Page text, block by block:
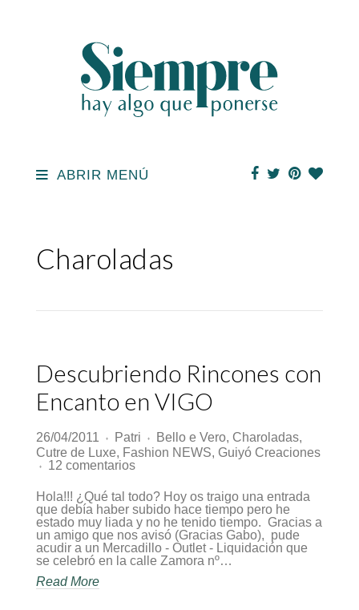
ABRIR MENÚ
Charoladas
Descubriendo Rincones con
Encanto en VIGO
26/04/2011 ♦ Patri ♦ Bello e Vero, Charoladas,
Cutre de Luxe, Fashion NEWS, Guiyó Creaciones
♦ 12 comentariosen
Rincones
con
Encanto
en
VIGO
Hola!!! ¿Qué tal todo? Hoy os traigo una entrada
que debía haber subido hace tiempo pero he
estado muy liada y no he tenido tiempo. Gracias a
un amigo que nos avisó (Gracias Gabo), pude
acudir a un Mercadillo - Outlet - Liquidación que
se celebró en la calle Zamora nº…
Read More